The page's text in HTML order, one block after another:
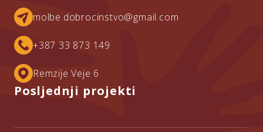
molbe.dobrocinstvo@gmail.com
+387 33 873 149
Remzije Veje 6
Posljednji projekti